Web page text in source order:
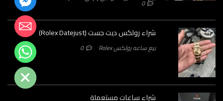
0
شراء رولكس ديت جست (Rolex Datejust)
بيع ساعه رولكس Rolex 0
شراء ساعات مستعملة
Hide chaty